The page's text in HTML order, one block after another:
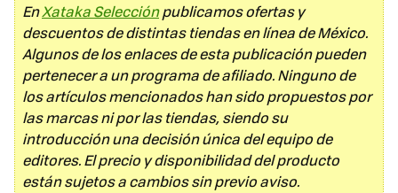
EnXataka Selecciónpublicamos ofertas y
descuentos de distintas tiendas en línea de México.
Algunos de los enlaces de esta publicación pueden
pertenecer a un programa de afiliado. Ninguno de
los artículos mencionados han sido propuestos por
las marcas ni por las tiendas, siendo su
introducción una decisión única del equipo de
editores. El precio y disponibilidad del producto
están sujetos a cambios sin previo aviso.